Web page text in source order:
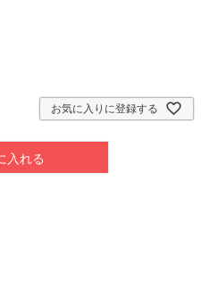
お気に入りに登録する
入れる